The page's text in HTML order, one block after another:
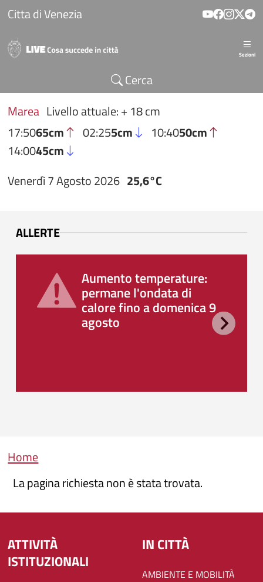
Salta al contenuto principale
Citta di Venezia
Sezioni
Cerca
Marea Livello attuale: + 18 cm
17:5065cm 02:255cm 10:4050cm
14:0045cm
Venerdì 7 Agosto 2026 25,6°C
ALLERTE
Aumento temperature:
permane l'ondata di
calore fino a domenica 9
agosto
Briciole di pane
Home
La pagina richiesta non è stata trovata.
ATTIVITÀ
ISTITUZIONALI
IN CITTÀ
AMBIENTE E MOBILITÀ